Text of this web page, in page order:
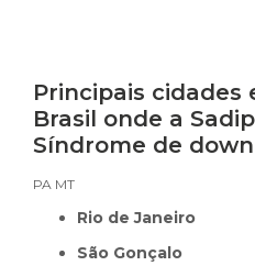
Principais cidades
Brasil onde a
Síndrome de
PA MT
Rio de Janeiro
São Gonçalo